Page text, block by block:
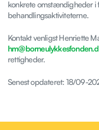
konkrete omstændigheder i
behandlingsaktiviteterne.
Kontakt venligst Henriette
rettigheder.
Senest opdateret: 18/09-